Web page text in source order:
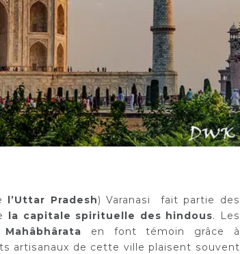
l’Uttar Pradesh) Varanasi fait partie des
la capitale spirituelle des hindous. Les
Mahâbhârata en font témoin grâce à
artisanaux de cette ville plaisent souvent